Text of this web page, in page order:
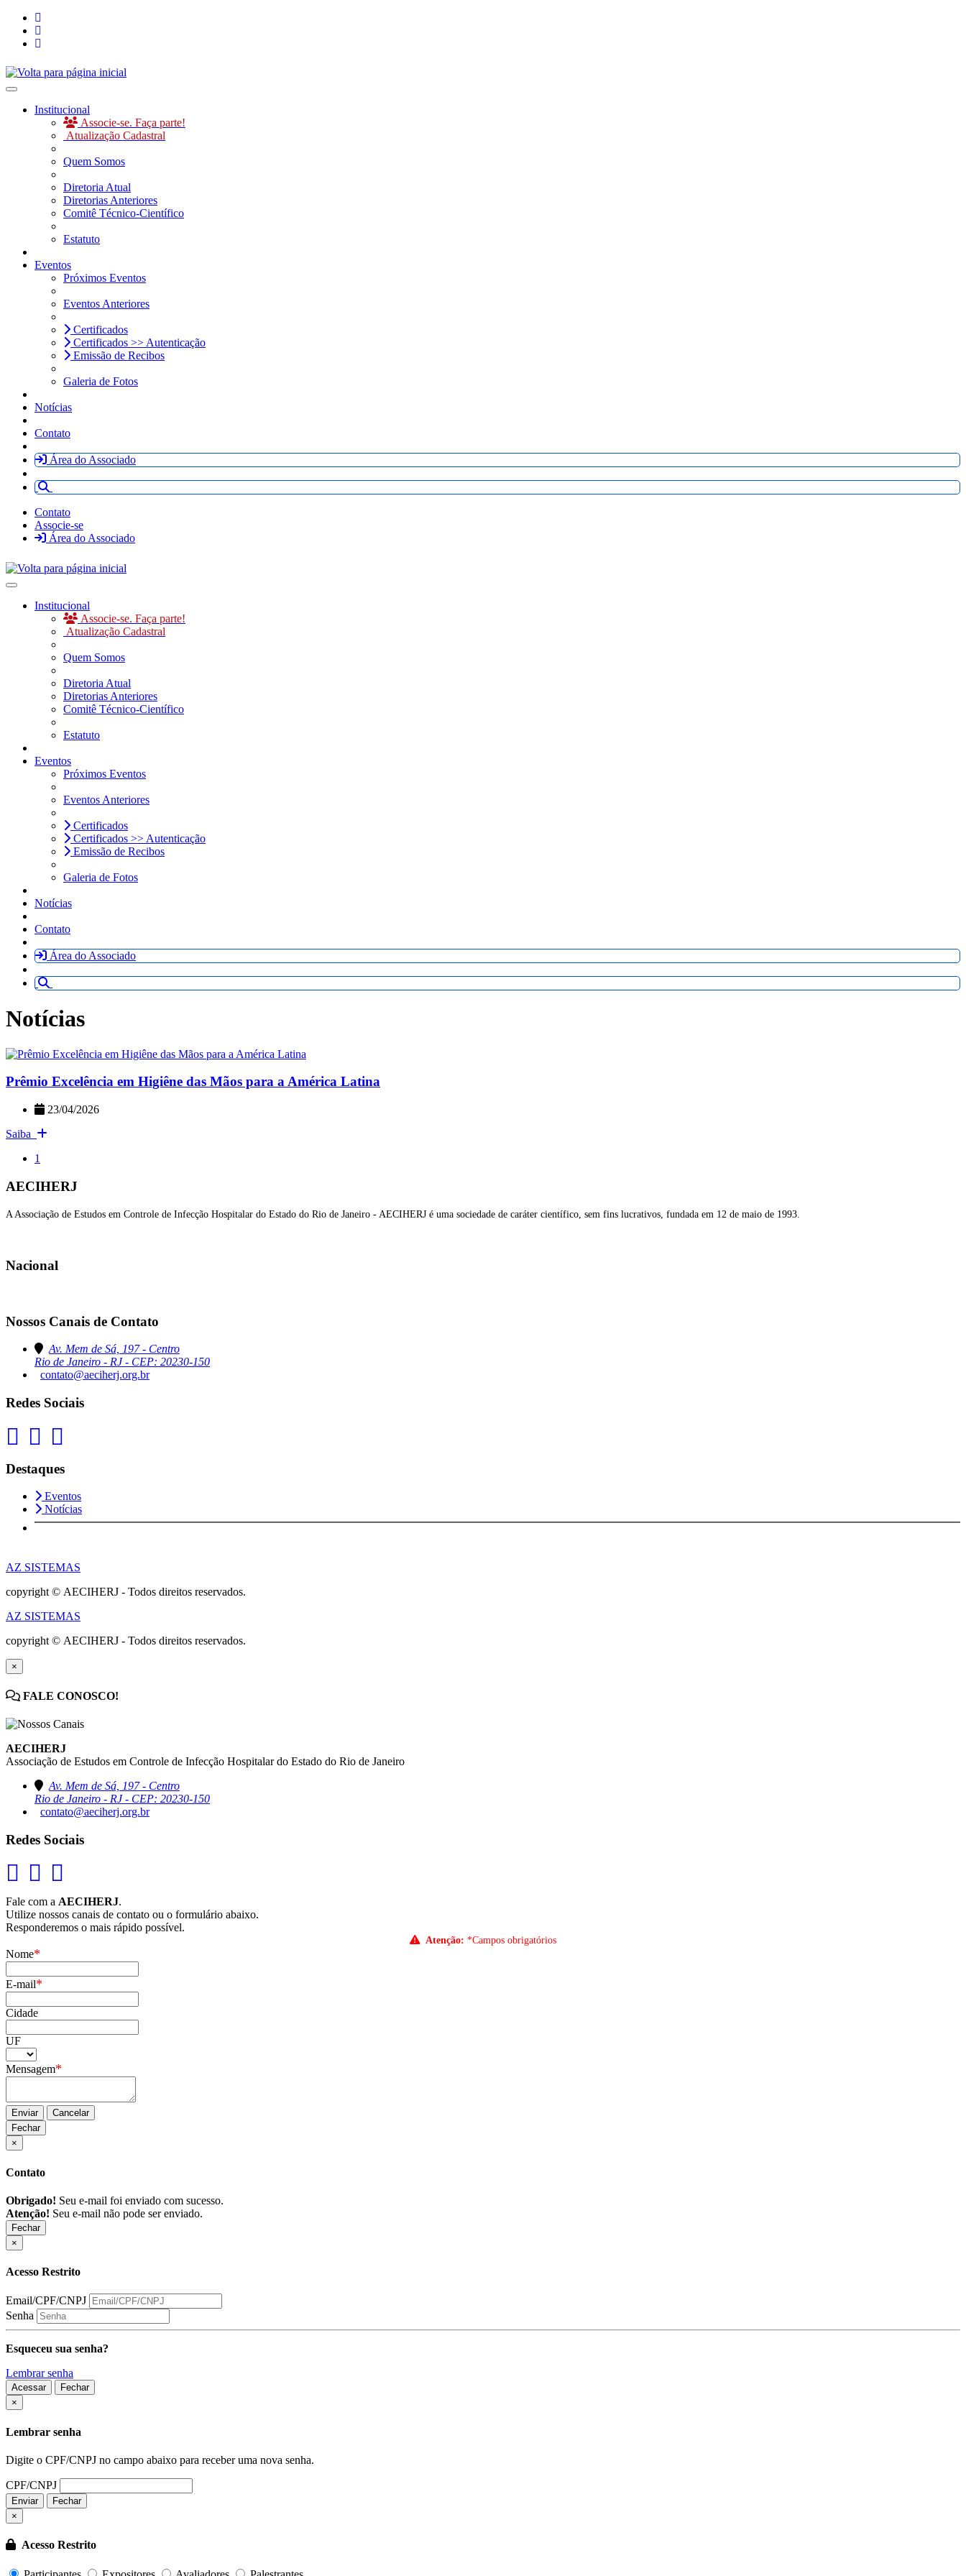
Toggle navigation
Institucional
Associe-se. Faça parte!
Atualização Cadastral
Quem Somos
Diretoria Atual
Diretorias Anteriores
Comitê Técnico-Científico
Estatuto
Eventos
Próximos Eventos
Eventos Anteriores
Certificados
Certificados >> Autenticação
Emissão de Recibos
Galeria de Fotos
Notícias
Contato
Área do Associado
Contato
Associe-se
Área do Associado
Toggle navigation
Institucional
Associe-se. Faça parte!
Atualização Cadastral
Quem Somos
Diretoria Atual
Diretorias Anteriores
Comitê Técnico-Científico
Estatuto
Eventos
Próximos Eventos
Eventos Anteriores
Certificados
Certificados >> Autenticação
Emissão de Recibos
Galeria de Fotos
Notícias
Contato
Área do Associado
Notícias
Prêmio Excelência em Higiêne das Mãos para a América Latina
23/04/2026
Saiba
1
AECIHERJ
A Associação de Estudos em Controle de Infecção Hospitalar do Estado do Rio de Janeiro - AECIHERJ é uma sociedade de caráter científico, sem fins lucrativos, fundada em 12 de maio de 1993.
Nacional
Nossos Canais de Contato
Av. Mem de Sá, 197 - Centro
Rio de Janeiro - RJ - CEP: 20230-150
contato@aeciherj.org.br
Redes Sociais
Destaques
Eventos
Notícias
AZ SISTEMAS
copyright © AECIHERJ - Todos direitos reservados.
AZ SISTEMAS
copyright © AECIHERJ - Todos direitos reservados.
×
FALE CONOSCO!
AECIHERJ
Associação de Estudos em Controle de Infecção Hospitalar do Estado do Rio de Janeiro
Av. Mem de Sá, 197 - Centro
Rio de Janeiro - RJ - CEP: 20230-150
contato@aeciherj.org.br
Redes Sociais
Fale com a AECIHERJ.
Utilize nossos canais de contato ou o formulário abaixo.
Responderemos o mais rápido possível.
Atenção: *Campos obrigatórios
Nome*
E-mail*
Cidade
UF
Mensagem*
Enviar
Cancelar
Fechar
×
Contato
Obrigado! Seu e-mail foi enviado com sucesso.
Atenção! Seu e-mail não pode ser enviado.
Fechar
×
Acesso Restrito
Email/CPF/CNPJ
Senha
Esqueceu sua senha?
Lembrar senha
Acessar
Fechar
×
Lembrar senha
Digite o CPF/CNPJ no campo abaixo para receber uma nova senha.
CPF/CNPJ
Enviar
Fechar
×
Acesso Restrito